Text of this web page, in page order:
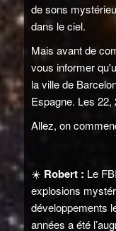
de sons
dans le ciel.
Mais avant de
vous informer
la ville de
Espagne. Les 22,
Allez, on
☀️ Robert : Le
explosions
développements
années a été